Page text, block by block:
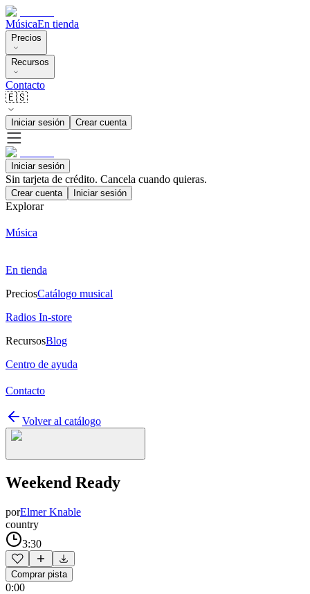
MúsicaEn tienda
Precios
Recursos
Contacto
🇪🇸
Iniciar sesión Crear cuenta
Iniciar sesión
Sin tarjeta de crédito. Cancela cuando quieras.
Crear cuenta Iniciar sesión
Explorar
Música
En tienda
PreciosCatálogo musical
Radios In-store
RecursosBlog
Centro de ayuda
Contacto
Volver al catálogo
Weekend Ready
porElmer Knable
country
3:30
Comprar pista
0:00